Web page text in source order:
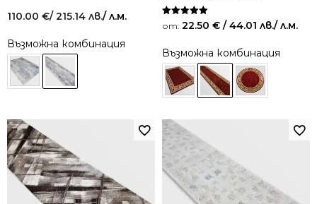
110.00 €/ 215.14 лв./ л.м.
Възможна комбинация
Оценено на
5.00
от: 22.50 € / 44.01 лв./ л.м.
Възможна комбинация